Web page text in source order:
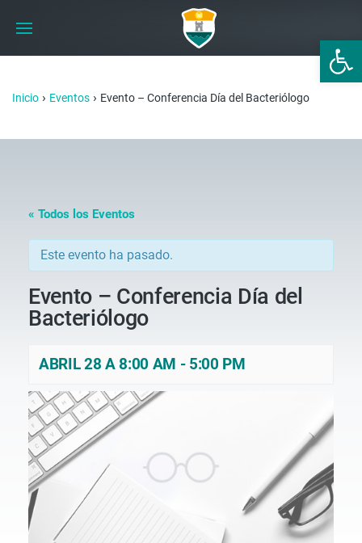
Abrir
Inicio › Eventos › Evento – Conferencia Día del Bacteriólogo
« Todos los Eventos
Este evento ha pasado.
Evento – Conferencia Día del
Bacteriólogo
ABRIL 28 A 8:00 AM - 5:00 PM